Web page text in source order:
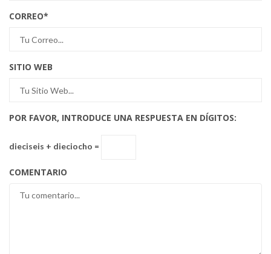
CORREO*
SITIO WEB
POR FAVOR, INTRODUCE UNA RESPUESTA EN DÍGITOS:
dieciseis + dieciocho =
COMENTARIO